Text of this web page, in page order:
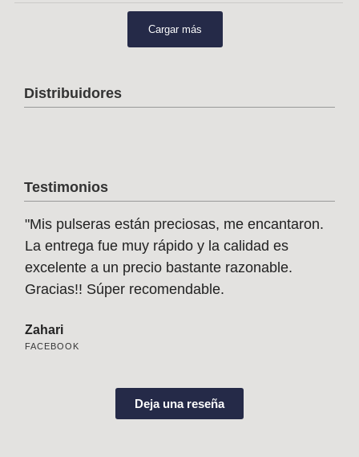
Cargar más
Distribuidores
Testimonios
"Mis pulseras están preciosas, me encantaron.
La entrega fue muy rápido y la calidad es
excelente a un precio bastante razonable.
Gracias!! Súper recomendable.
Zahari
FACEBOOK
Deja una reseña